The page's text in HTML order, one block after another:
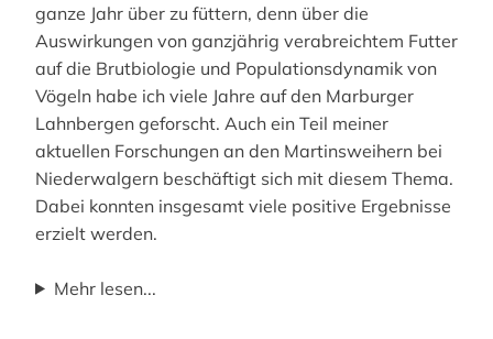
ganze Jahr über zu füttern, denn über die
Auswirkungen von ganzjährig verabreichtem Futter
auf die Brutbiologie und Populationsdynamik von
Vögeln habe ich viele Jahre auf den Marburger
Lahnbergen geforscht. Auch ein Teil meiner
aktuellen Forschungen an den Martinsweihern bei
Niederwalgern beschäftigt sich mit diesem Thema.
Dabei konnten insgesamt viele positive Ergebnisse
erzielt werden.
Mehr lesen...